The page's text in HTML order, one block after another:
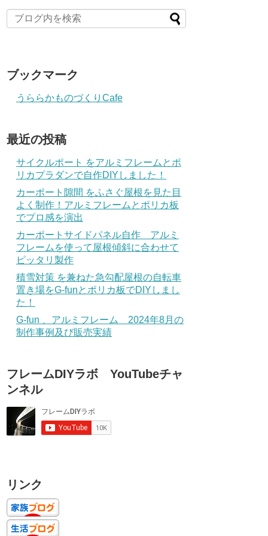
ブックマーク
うららかものづくりCafe
最近の投稿
サイクルポート をアルミフレームとポ
リカプラダンで自作DIYしました！
カーポート隙間 をふさぐ屋根を見た目
よく制作！アルミフレームとポリカ板
でプロ感を演出
カーポートサイドパネル自作 アルミ
フレームを使って屋根傾斜に合わせて
ピッタリ製作
積雪対策 を兼ねた急勾配屋根の自転車
置き場をG-funとポリカ板でDIYしまし
た！
G-fun 、アルミフレーム 2024年8月の
制作事例及び販売実績
フレームDIYラボ YouTubeチャ
ンネル
リンク